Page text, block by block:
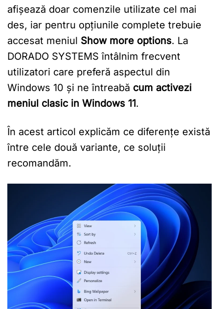
afișează doar comenzile utilizate cel mai
des, iar pentru opțiunile complete trebuie
accesat meniul Show more options. La
DORADO SYSTEMS întâlnim frecvent
utilizatori care preferă aspectul din
Windows 10 și ne întreabă cum activezi
meniul clasic in Windows 11.
În acest articol explicăm ce diferențe există
între cele două variante, ce soluții
recomandăm.